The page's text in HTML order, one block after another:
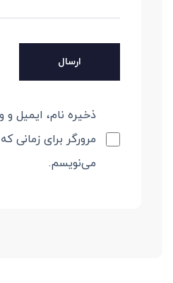
ذخیره نام، ایمیل
مرورگر برای زمانی
می‌نویسم.